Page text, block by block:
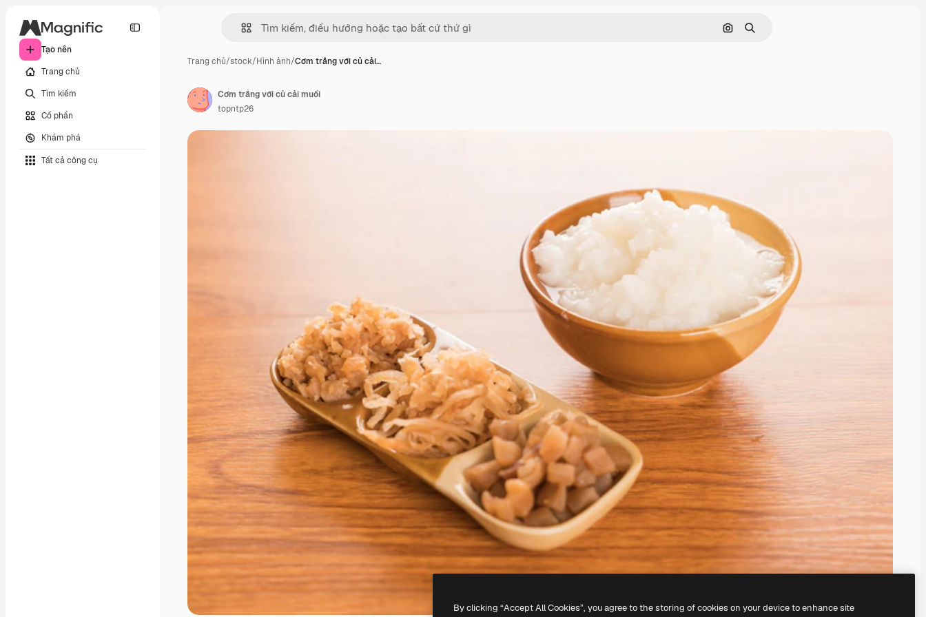
Tạo nên
Trang chủ
Tìm kiếm
Cổ phần
Khám phá
Tất cả công cụ
Tìm kiếm bằng hình ảnh
Tìm kiếm
Trang chủ/stock/Hình ảnh/Cơm trắng với củ cải…
Cơm trắng với củ cải muối
topntp26
By clicking “Accept All Cookies”, you agree to the storing of cookies on your device to enhance site